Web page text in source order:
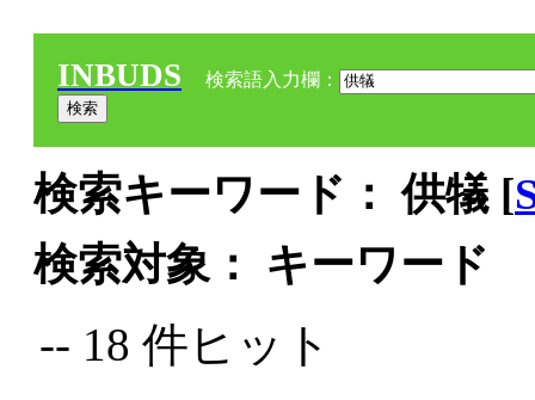
INBUDS 検索語入力欄：
検索キーワード： 供犠 [
検索対象： キーワード
-- 18 件ヒット